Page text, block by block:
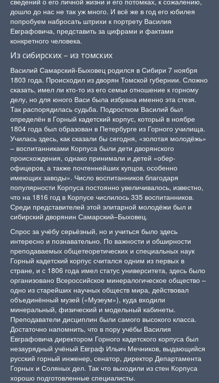
дошло до нас не так уж много. И всё же в год его юбилея
попробуем набросать штрихи к портрету Василия
Евграфовича, представить за цифрами и фактами
конкретного человека.
Из сибирских – из томских
Василий Самарский-Быховец родился в Сибири 7 ноября
1803 года. Происходил из дворян Томской губернии. Сложно
сказать, имел ли кто-то из его семьи отношение к горному
делу, но для юного Васи была избрана именно эта стезя.
Так распорядилась судьба. Подростком Василий был
определён в Горный кадетский корпус, который в ноябре
1804 года был образован в Петербурге из Горного училища.
Училась здесь, как сказали бы сегодня, «золотая молодёжь»
– воспитанниками Корпуса были дети дворянского
происхождения, однако принимали и детей «обер-
офицеров, а также почтеннейших купцов, особенно
имеющих заводы». Число воспитанников благодаря
популярности Корпуса постоянно увеличивалось, известно,
что на 1816 год в Корпусе числилось 335 воспитанников.
Среди представителей этой элитарной молодёжи был и
сибирский дворянин Самарский–Быховец.
Спрос за учёбу серьёзный, но и учиться было здесь
интересно и познавательно. По важности и обширности
преподаваемых общетеоретических и специальных наук
Горный кадетский корпус считался одним из первых в
стране, и с 1806 года имел статус университета, здесь было
организовано Всероссийское минералогическое общество –
одно из старейших научных обществ мира, действовал
объединённый музей («Музеум»), куда входили
минеральный, физический и модельный кабинеты.
Преподаватели дисциплин были самого высокого класса.
Достаточно напомнить, что в пору учёбы Василия
Евграфовича директором Горного кадетского корпуса был
незаурядный учёный Евграф Ильич Мечников, выдающийся
русский горный инженер, сенатор, директор Департамента
Горных и Соляных дел. Так что выходили из стен Корпуса
хорошо подготовленные специалисты.